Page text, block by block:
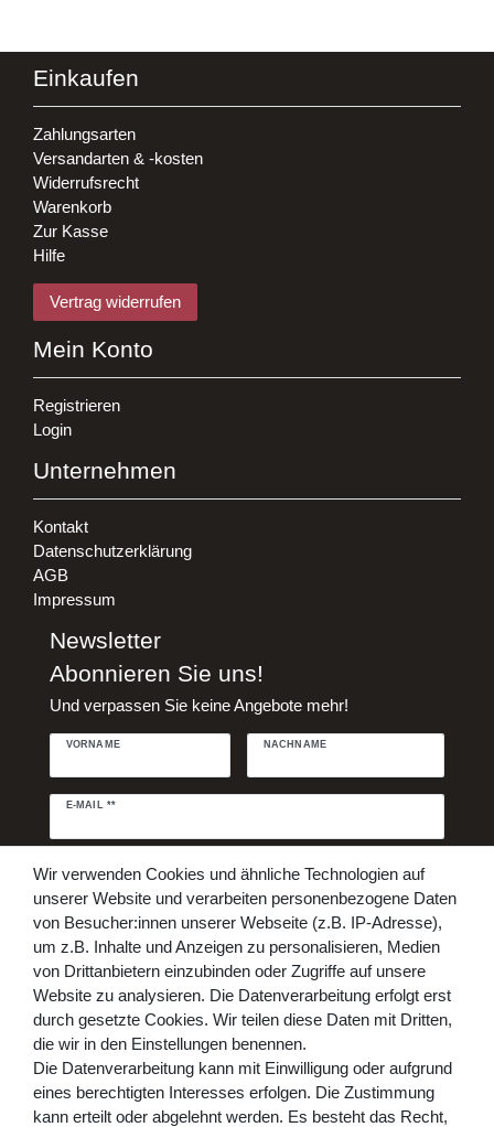
Einkaufen
Zahlungsarten
Versandarten & -kosten
Widerrufsrecht
Warenkorb
Zur Kasse
Hilfe
Vertrag widerrufen
Mein Konto
Registrieren
Login
Unternehmen
Kontakt
Datenschutzerklärung
AGB
Impressum
Newsletter
Abonnieren Sie uns!
Und verpassen Sie keine Angebote mehr!
VORNAME NACHNAME
E-MAIL **
Newsletter
Hiermit bestätige ich, dass ich dieDaten­schutz­erklärung
Abonnieren
** Hierbei handelt es sich um ein Pflichtfeld.
Bezahlen Sie bequem per
Wir verwenden Cookies und ähnliche Technologien auf
unserer Website und verarbeiten personenbezogene Daten
von Besucher:innen unserer Webseite (z.B. IP-Adresse),
um z.B. Inhalte und Anzeigen zu personalisieren, Medien
von Drittanbietern einzubinden oder Zugriffe auf unsere
Website zu analysieren. Die Datenverarbeitung erfolgt erst
durch gesetzte Cookies. Wir teilen diese Daten mit Dritten,
die wir in den Einstellungen benennen.
Die Datenverarbeitung kann mit Einwilligung oder aufgrund
eines berechtigten Interesses erfolgen. Die Zustimmung
kann erteilt oder abgelehnt werden. Es besteht das Recht,